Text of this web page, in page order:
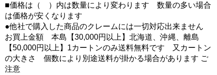
■価格は（ ）内は数量により変わります 数量の多い場合
は価格が安くなります
●他社で購入した商品のクレームには一切対応出来ません
お買上金額 本島【30,000円以上】北海道、沖縄、離島
【50,000円以上】1カートンのみ送料無料です 又カートン
の大きさ 個数により別途送料が掛かる場合があります ご
注意